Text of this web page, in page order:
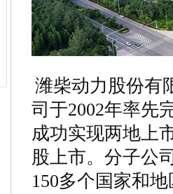
潍柴动力股份有
司于2002年率先
成功实现两地上
股上市。分子公
150多个国家和